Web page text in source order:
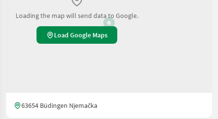
Loading the map will send data to Google.
Load Google Maps
63654 Büdingen Njemačka